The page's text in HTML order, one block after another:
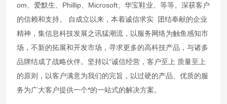
om、爱默生、Phillip、Microsoft、华宝鞋业、等等。深获客户
的信赖和支持。 自成立以来，本着诚信求实 团结奉献的企业
精神，集信息科技发展之讯猛潮流，以服务网络为触鱼感知市
场，不新的拓展和开发市场，寻求更多的高科技产品，与诸多
品牌结成了战略伙伴。坚持以“诚信经营，客户至上 质量至上
的原则，以客户满意为我们的完旨，以过硬的产品、优质的服
务为广大客户提供一个*的一站式的解决方案。